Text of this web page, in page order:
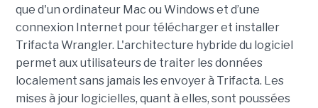
que d'un ordinateur Mac ou Windows et d’une
connexion Internet pour télécharger et installer
Trifacta Wrangler. L'architecture hybride du logiciel
permet aux utilisateurs de traiter les données
localement sans jamais les envoyer à Trifacta. Les
mises à jour logicielles, quant à elles, sont poussées